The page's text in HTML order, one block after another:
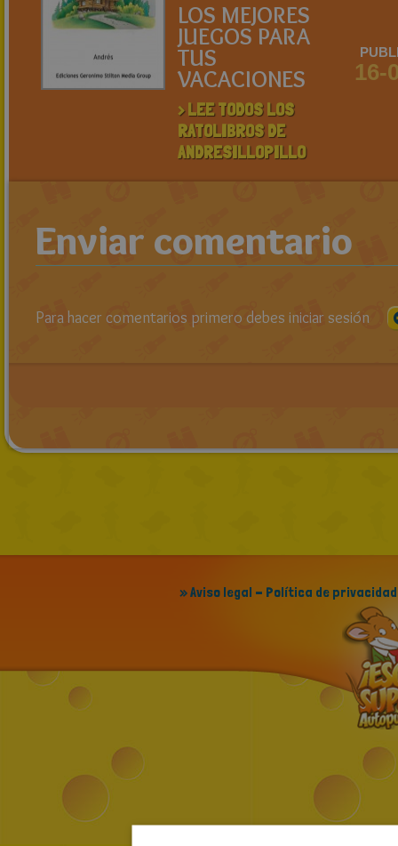
LOS MEJORES
JUEGOS PARA
TUS
VACACIONES
> LEE TODOS LOS
RATOLIBROS DE
ANDRESILLOPILLO
16-
Enviar comentario
Para hacer comentarios primero debes iniciar sesión
» Aviso legal - Política de privacidad